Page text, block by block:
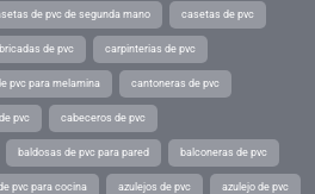
de pvc de segunda mano casetas de pvc
de pvc carpinterias de pvc
pvc para melamina cantoneras de pvc
pvc cabeceros de pvc
baldosas de pvc para pared balconeras de pvc
pvc para cocina azulejos de pvc azulejo de pvc